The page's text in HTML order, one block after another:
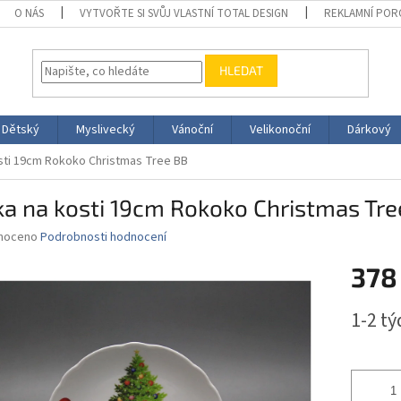
O NÁS VYTVOŘTE SI SVŮJ VLASTNÍ TOTAL DESIGN REKLAMNÍ
HLEDAT
Dětský Myslivecký Vánoční Velikonoční Dárkový
19cm Rokoko Christmas Tree BB
na kosti 19cm Rokoko Christmas
Podrobnosti hodnocení
cena:
1-2